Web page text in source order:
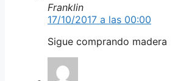
Franklin
17/10/2017 a las 00:00
Sigue comprando madera